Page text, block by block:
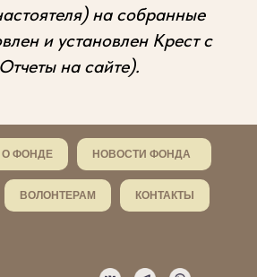
на собранные
и установлен Крест с
на сайте).
О ФОНДЕ НОВОСТИ ФОНДА
ВОЛОНТЕРАМ КОНТАКТЫ